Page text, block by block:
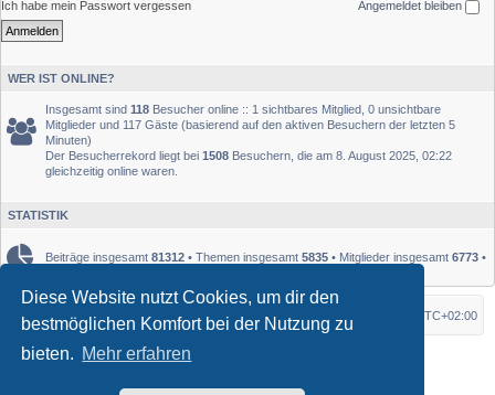
Diese Website nutzt Cookies, um dir den
bestmöglichen Komfort bei der Nutzung zu
bieten. Mehr erfahren
Ich habe mein Passwort vergessen Angemeldet bleiben
WER IST ONLINE?
Insgesamt sind 118 Besucher online :: 1 sichtbares Mitglied, 0 unsichtbare
Mitglieder und 117 Gäste (basierend auf den aktiven Besuchern der letzten 5
Minuten)
Der Besucherrekord liegt bei 1508 Besuchern, die am 8. August 2025, 02:22
gleichzeitig online waren.
STATISTIK
Beiträge insgesamt 81312 • Themen insgesamt 5835 • Mitglieder insgesamt 6773 •
Startseite Foren-Übersicht UTC+02:00
*Original Author: